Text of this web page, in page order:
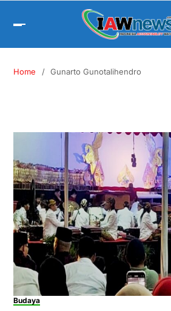
Home Gunarto Gunotalihendro
Budaya